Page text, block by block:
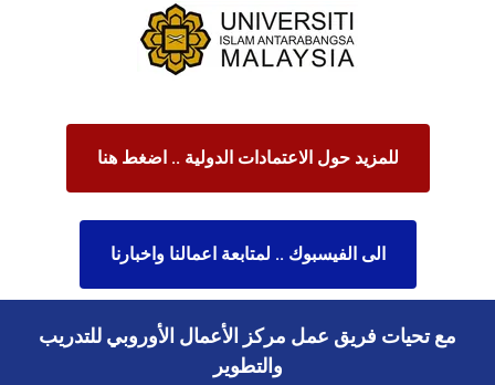
للمزيد حول الاعتمادات الدولية .. اضغط هنا
الى الفيسبوك .. لمتابعة اعمالنا واخبارنا
مع تحيات فريق عمل مركز الأعمال الأوروبي للتدريب
والتطوير